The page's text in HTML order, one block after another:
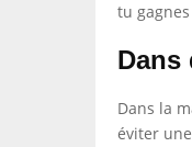
tu
Dans
Dans la
éviter